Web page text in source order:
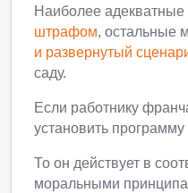
Наиболее адекватные
штрафом, остальные
и развернутый
саду.
Если работнику
установить
То он действует в
моральными